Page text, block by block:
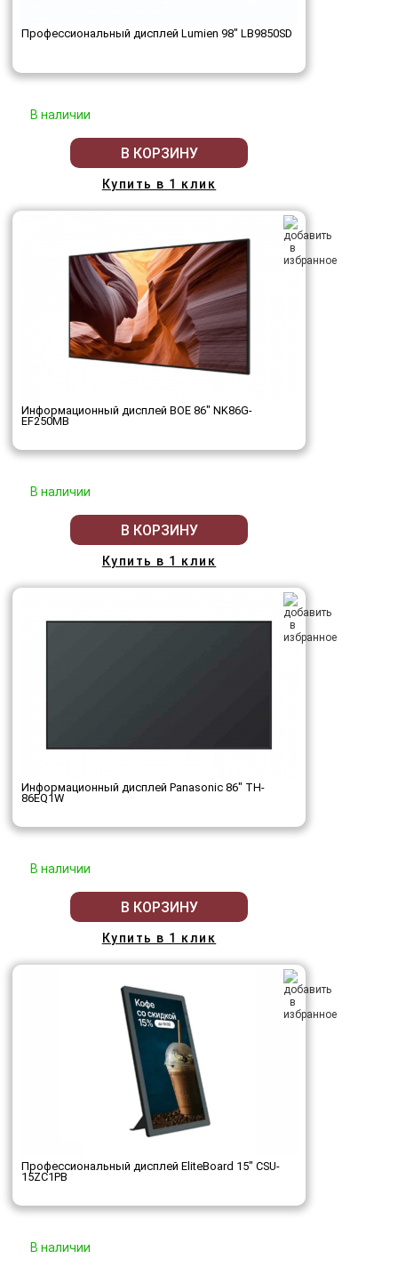
Профессиональный дисплей Lumien 98" LB9850SD
В наличии
В КОРЗИНУ
Купить в 1 клик
Информационный дисплей BOE 86" NK86G-
EF250MB
В наличии
В КОРЗИНУ
Купить в 1 клик
Информационный дисплей Panasonic 86" TH-
86EQ1W
В наличии
В КОРЗИНУ
Купить в 1 клик
Профессиональный дисплей EliteBoard 15" CSU-
15ZC1PB
В наличии